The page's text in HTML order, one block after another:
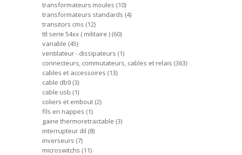
transformateurs moules 10
transformateurs standards 4
transitors cms 12
ttl serie 54xx ( militaire ) 60
variable 45
ventilateur - dissipateurs 1
connecteurs, commutateurs, cables et relais 363
cables et accessoires 13
cable db9 3
cable usb 1
coliers et embout 2
fils en nappes 1
gaine thermoretractable 3
interrupteur dil 8
inverseurs 7
microswitchs 11